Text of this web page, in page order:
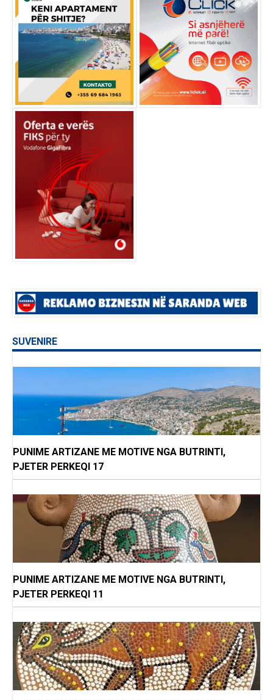
SUVENIRE
PUNIME ARTIZANE ME MOTIVE NGA BUTRINTI,
PJETER PERKEQI 17
PUNIME ARTIZANE ME MOTIVE NGA BUTRINTI,
PJETER PERKEQI 11